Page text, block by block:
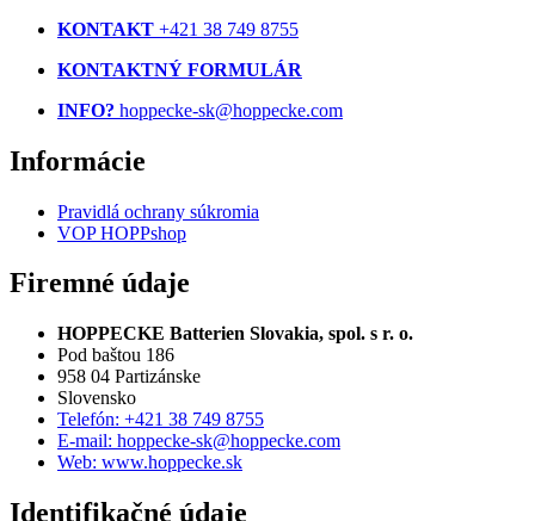
KONTAKT +421 38 749 8755
KONTAKTNÝ FORMULÁR
INFO? hoppecke-sk@hoppecke.com
Informácie
Pravidlá ochrany súkromia
VOP HOPPshop
Firemné údaje
HOPPECKE Batterien Slovakia, spol. s r. o.
Pod baštou 186
958 04 Partizánske
Slovensko
Telefón: +421 38 749 8755
E-mail: hoppecke-sk@hoppecke.com
Web: www.hoppecke.sk
Identifikačné údaje